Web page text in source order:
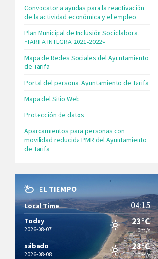
Convocatoria ayudas para la reactivación
de la actividad económica y el empleo
Plan Municipal de Inclusión Sociolaboral
«TARIFA INTEGRA 2021-2022»
Mapa de Redes Sociales del Ayuntamiento
de Tarifa
Portal del personal Ayuntamiento de Tarifa
Mapa del Sitio Web
Protección de datos
Aparcamientos para personas con
movilidad reducida PMR del Ayuntamiento
de Tarifa
EL TIEMPO
Local Time 04:15
Today
2026-08-07
23°C
0m/s
sábado
2026-08-08
28°C
6m/s